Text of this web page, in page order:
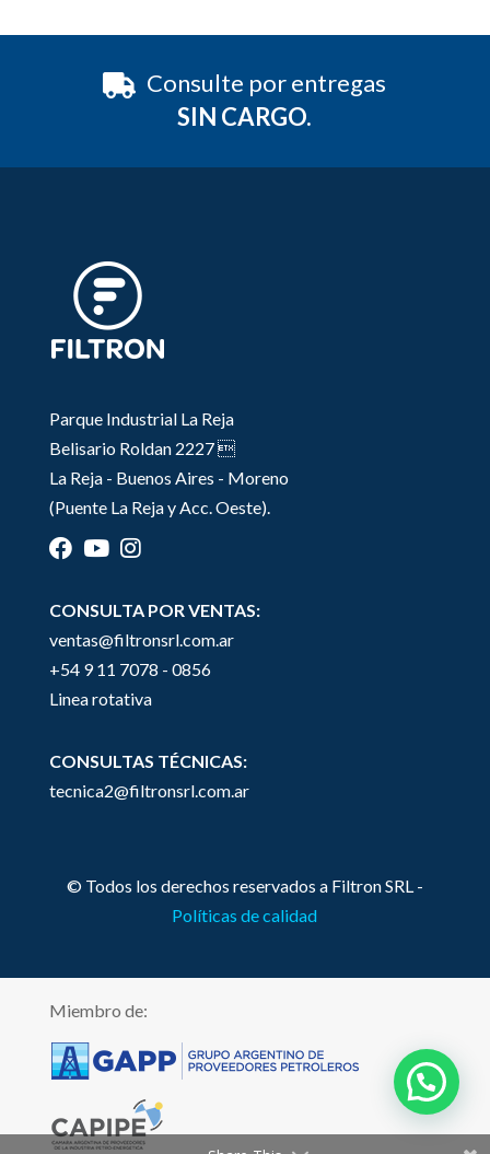
Consulte por entregas
SIN CARGO.
Parque Industrial La Reja
Belisario Roldan 2227 
La Reja - Buenos Aires - Moreno
(Puente La Reja y Acc. Oeste).
CONSULTA POR VENTAS:
ventas@filtronsrl.com.ar
+54 9 11 7078 - 0856
Linea rotativa
CONSULTAS TÉCNICAS:
tecnica2@filtronsrl.com.ar
© Todos los derechos reservados a Filtron SRL -
Políticas de calidad
Miembro de: